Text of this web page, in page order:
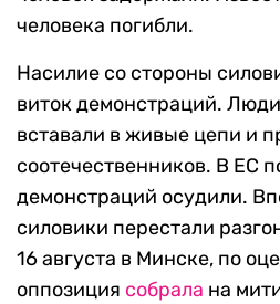
человека погибли.
Насилие со стороны
виток демонстраций.
вставали в живые цепи и
соотечественников. В ЕС
демонстраций осудили.
силовики перестали
16 августа в Минске, по
оппозиция собрала на